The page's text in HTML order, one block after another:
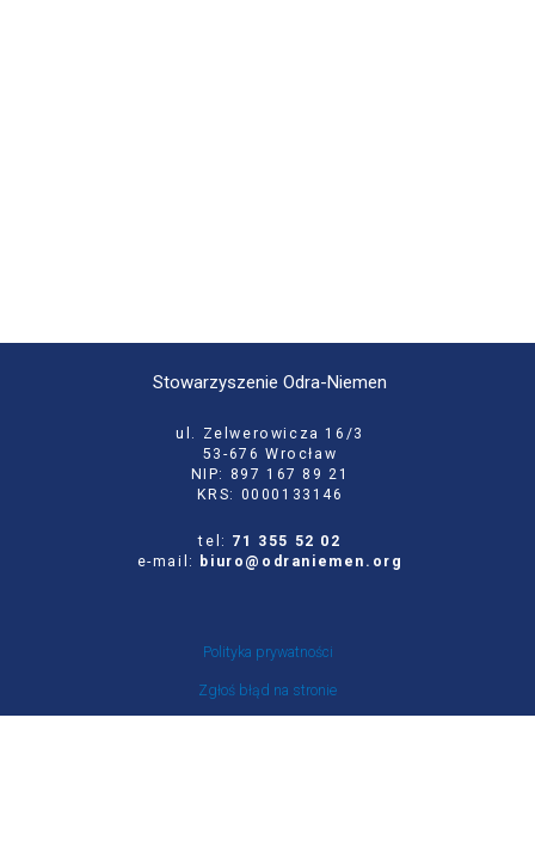
Stowarzyszenie Odra-Niemen
ul. Zelwerowicza 16/3
53-676 Wrocław
NIP: 897 167 89 21
KRS: 0000133146
tel: 71 355 52 02
e-mail:
biuro@odraniemen.org
Polityka prywatności
Zgłoś błąd na stronie